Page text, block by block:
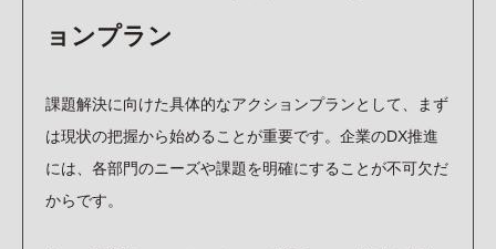
ョンプラン
課題解決に向けた具体的なアクションプランとして、まず
は現状の把握から始めることが重要です。企業のDX推進
には、各部門のニーズや課題を明確にすることが不可欠だ
からです。